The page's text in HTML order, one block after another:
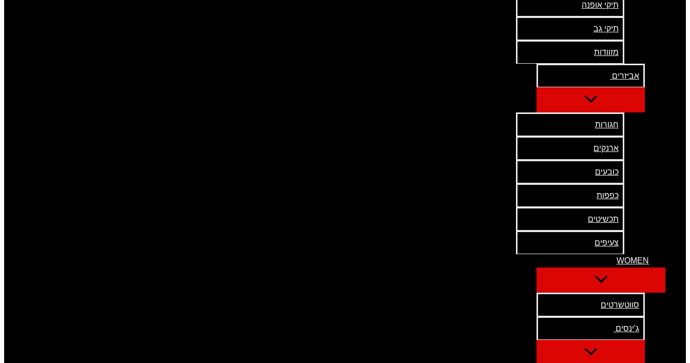
תיקי אופנה
תיקי גב
מזוודות
אביזרים
חגורות
ארנקים
כובעים
כפפות
תכשיטים
צעיפים
WOMEN
סווטשרטים
ג'ינסים